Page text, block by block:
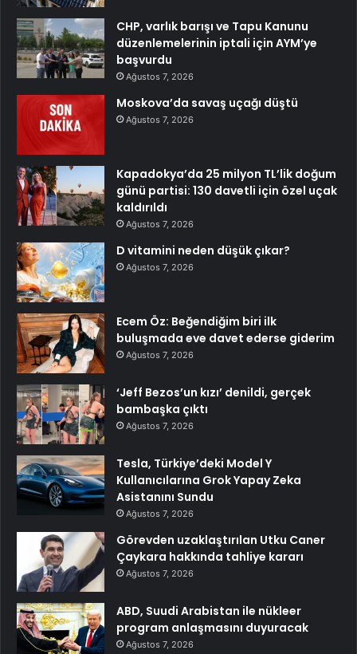
CHP, varlık barışı ve Tapu Kanunu
düzenlemelerinin iptali için AYM’ye
başvurdu
Ağustos 7, 2026
Moskova’da savaş uçağı düştü
Ağustos 7, 2026
Kapadokya’da 25 milyon TL’lik doğum
günü partisi: 130 davetli için özel uçak
kaldırıldı
Ağustos 7, 2026
D vitamini neden düşük çıkar?
Ağustos 7, 2026
Ecem Öz: Beğendiğim biri ilk
buluşmada eve davet ederse giderim
Ağustos 7, 2026
‘Jeff Bezos’un kızı’ denildi, gerçek
bambaşka çıktı
Ağustos 7, 2026
Tesla, Türkiye’deki Model Y
Kullanıcılarına Grok Yapay Zeka
Asistanını Sundu
Ağustos 7, 2026
Görevden uzaklaştırılan Utku Caner
Çaykara hakkında tahliye kararı
Ağustos 7, 2026
ABD, Suudi Arabistan ile nükleer
program anlaşmasını duyuracak
Ağustos 7, 2026